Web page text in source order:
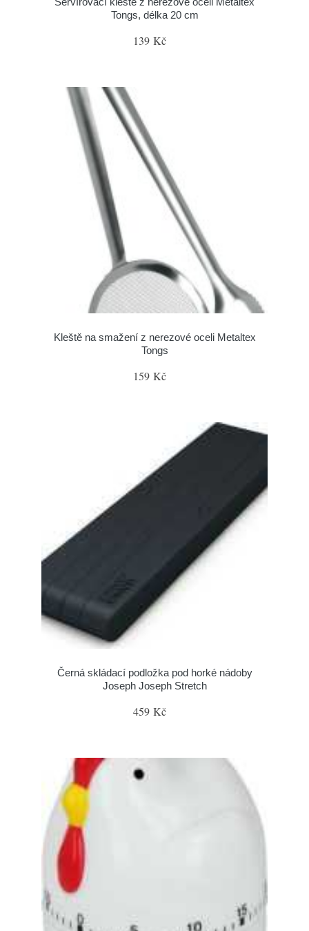
Tongs, délka 20 cm
139 Kč
Kleště na smažení z nerezové oceli Metaltex
Tongs
159 Kč
Černá skládací podložka pod horké nádoby
Joseph Joseph Stretch
459 Kč